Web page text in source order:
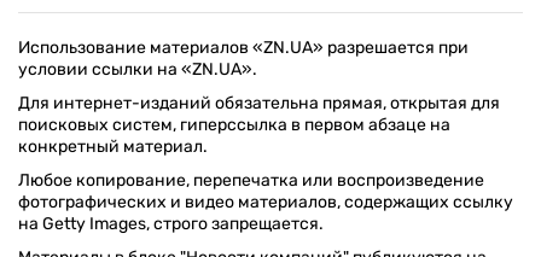
Использование материалов «ZN.UA» разрешается при
условии ссылки на «ZN.UA».
Для интернет-изданий обязательна прямая, открытая для
поисковых систем, гиперссылка в первом абзаце на
конкретный материал.
Любое копирование, перепечатка или воспроизведение
фотографических и видео материалов, содержащих ссылку
на Getty Images, строго запрещается.